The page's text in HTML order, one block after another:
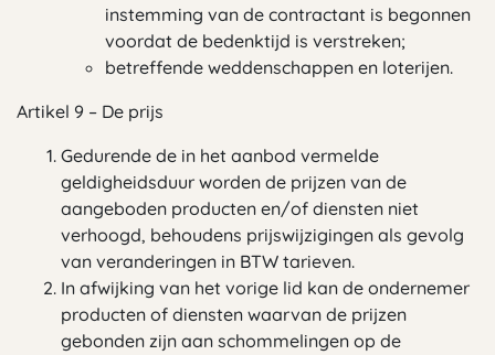
instemming van de contractant is begonnen
voordat de bedenktijd is verstreken;
betreffende weddenschappen en loterijen.
Artikel 9 – De prijs
Gedurende de in het aanbod vermelde
geldigheidsduur worden de prijzen van de
aangeboden producten en/of diensten niet
verhoogd, behoudens prijswijzigingen als gevolg
van veranderingen in BTW tarieven.
In afwijking van het vorige lid kan de ondernemer
producten of diensten waarvan de prijzen
gebonden zijn aan schommelingen op de